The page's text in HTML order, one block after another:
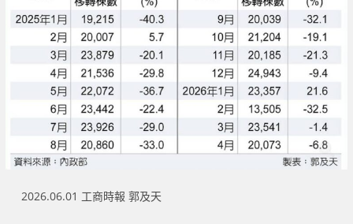
2026.06.01 工商時報 郭及天